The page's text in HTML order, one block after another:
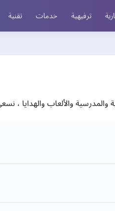
ترفيهية خدمات تقنية
والألعاب والهدايا ،